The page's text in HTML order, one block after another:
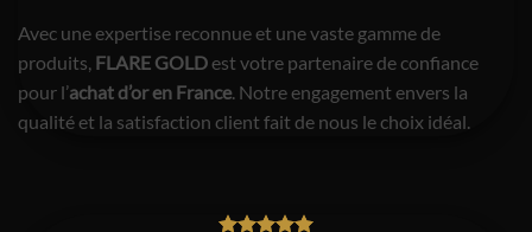
Avec une expertise reconnue et une vaste gamme de
produits, FLARE GOLD est votre partenaire de confiance
pour l’achat d’or en France . Notre engagement envers la
qualité et la satisfaction client fait de nous le choix idéal.